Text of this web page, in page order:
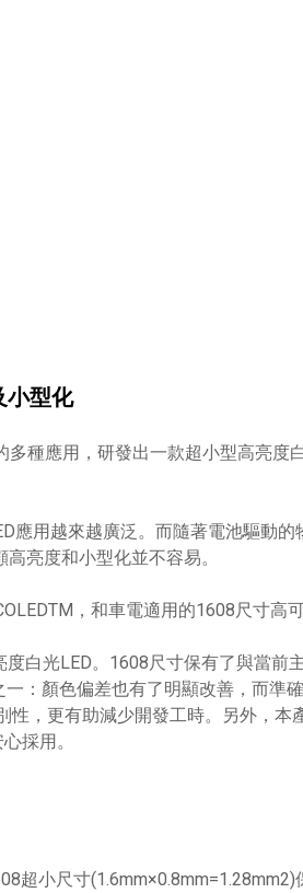
小型化
種應用，研發出一款超小型高亮度
應用越來越廣泛。而隨著電池驅動的
亮度和小型化並不容易。
，和車電適用的1608尺寸高可
度白光LED。1608尺寸保有了與當前
：顏色偏差也有了明顯改善，而準
，更有助減少開發工時。另外，本
採用。
超小尺寸(1.6mm×0.8mm=1.28mm2)